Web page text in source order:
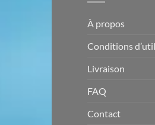
À propos
Conditions
Livraison
FAQ
Contact